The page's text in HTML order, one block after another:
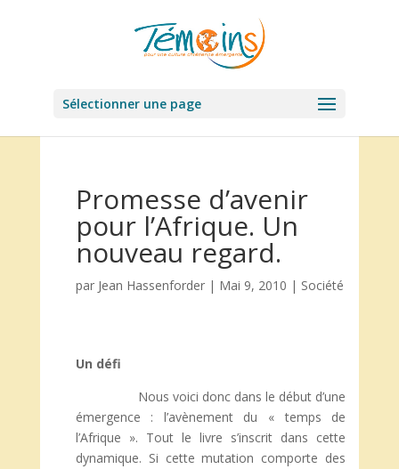
Sélectionner une page
Promesse d’avenir
pour l’Afrique. Un
nouveau regard.
par Jean Hassenforder| Mai 9, 2010 | Société
Un défi
Nous voici donc dans le début d’une
émergence : l’avènement du « temps de
l’Afrique ». Tout le livre s’inscrit dans cette
dynamique. Si cette mutation comporte des